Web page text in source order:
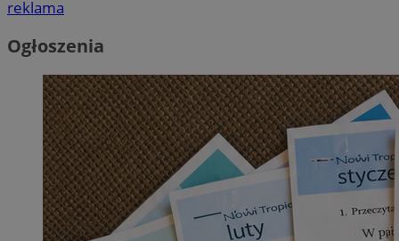
reklama
Ogłoszenia